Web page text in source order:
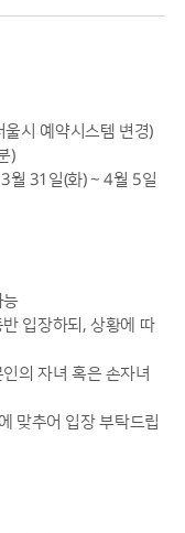
시 예약시스템 변경)
)
월 31일(화) ~ 4월 5일
입장하되, 상황에 따
의 자녀 혹은 손자녀
맞추어 입장 부탁드립